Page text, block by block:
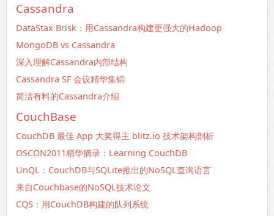
Cassandra
DataStax Brisk：用Cassandra构建更强大的Hadoop
MongoDB vs Cassandra
深入理解Cassandra内部结构
Cassandra SF 会议精华集锦
简洁有料的Cassandra介绍
CouchBase
CouchDB 最佳 App 大奖得主 blitz.io 技术架构剖析
OSCON2011精华摘录：Learning CouchDB
UnQL：CouchDB与SQLite推出的NoSQL查询语言
来自Couchbase的NoSQL技术论文
CQS：用CouchDB构建的队列系统